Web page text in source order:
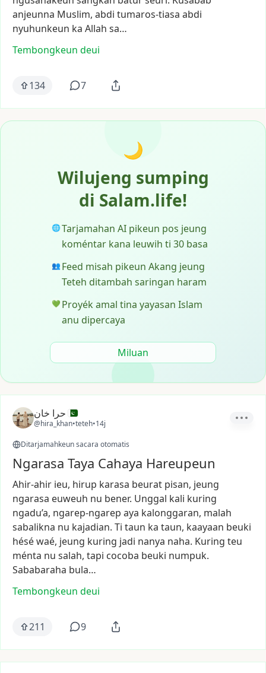
anjeunna Muslim, abdi tumaros-tiasa abdi
nyuhunkeun ka Allah sa…
Tembongkeun deui
134 7
🌙
Wilujeng sumping
di Salam.life!
🌐Tarjamahan AI pikeun pos jeung
koméntar kana leuwih ti 30 basa
👥 Feed misah pikeun Akang jeung
Teteh ditambah saringan haram
💚 Proyék amal tina yayasan Islam
anu dipercaya
Miluan
حرا خان
@hira_khan•teteh•14j
Ditarjamahkeun sacara otomatis
Ngarasa Taya Cahaya Hareupeun
Ahir-ahir ieu, hirup karasa beurat pisan, jeung
ngarasa euweuh nu bener. Unggal kali kuring
ngadu’a, ngarep-ngarep aya kalonggaran, malah
sabalikna nu kajadian. Ti taun ka taun, kaayaan beuki
héséwaé, jeung kuring jadi nanya naha. Kuring teu
ménta nu salah, tapi cocoba beuki numpuk.
Sababaraha bula…
Tembongkeun deui
211 9